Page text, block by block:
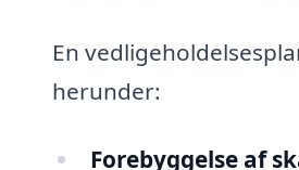
En
herunder:
Forebyggelse af